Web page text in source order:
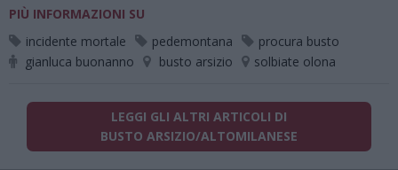
PIÙ INFORMAZIONI SU
incidente mortale
pedemontana
procura busto
gianluca buonanno
busto arsizio solbiate olona
LEGGI GLI ALTRI ARTICOLI DI
BUSTO ARSIZIO/ALTOMILANESE